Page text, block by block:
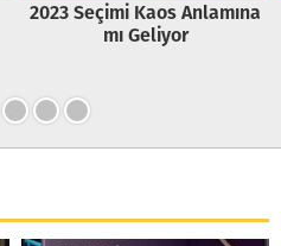
2023 Seçimi Kaos Anlamına
mı Geliyor